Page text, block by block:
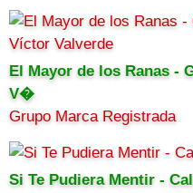
El Mayor de los Ranas -
V�
Grupo Marca Registrada
Si Te Pudiera Mentir -